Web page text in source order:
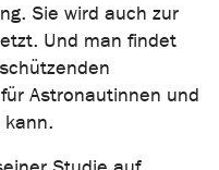
Sie wird auch zur
Und man findet
Astronautinnen und
kann.